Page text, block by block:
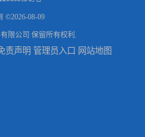
©2026-08-09
限公司 保留所有权利.
责声明 管理员入口 网站地图